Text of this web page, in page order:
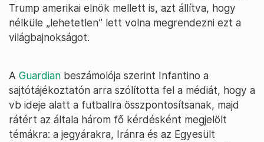
Trump amerikai elnök mellett is, azt állítva, hogy
nélküle „lehetetlen” lett volna megrendezni ezt a
világbajnokságot.
A Guardian beszámolója szerint Infantino a
sajtótájékoztatón arra szólította fel a médiát, hogy a
vb ideje alatt a futballra összpontosítsanak, majd
rátért az általa három fő kérdésként megjelölt
témákra: a jegyárakra, Iránra és az Egyesült